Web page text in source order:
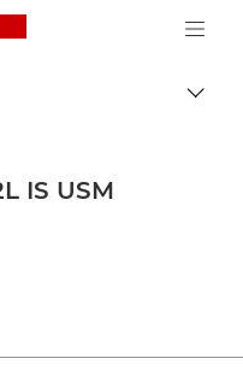
Canon Logo, back to
IS USM